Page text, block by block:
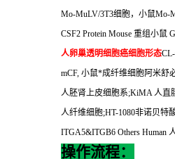
Mo-MuLV/3T3细胞，小鼠Mo-
CSF2 Protein Mouse 重组小鼠
人卵巢透明细胞癌细胞形态
mCF, 小鼠*成纤维细胞阿米舒
人胚肾上皮细胞系;KiMA 人直
人纤维细胞;HT-1080非诺贝特
ITGA5&ITGB6 Others Human
操作流程：